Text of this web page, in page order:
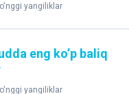
yangiliklar
eng koʼp baliq
yangiliklar